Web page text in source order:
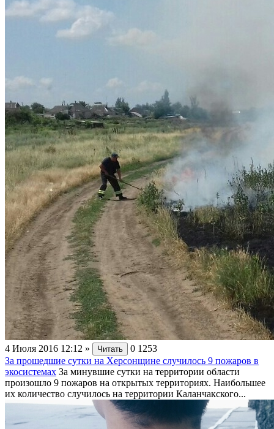
4 Июля 2016 12:12 » Читать 0 1253
За прошедшие сутки на Херсонщине случилось 9 пожаров в
экосистемах За минувшие сутки на территории области
произошло 9 пожаров на открытых территориях. Наибольшее
их количество случилось на территории Каланчакского...